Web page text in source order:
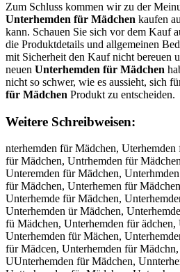
Zum Schluss kommen wir zu der
Unterhemden für Mädchen kaufen
kann. Schauen Sie sich vor dem Kauf
die Produktdetails und allgemeinen
mit Sicherheit den Kauf nicht bereuen
neuen Unterhemden für Mädchen
nicht so schwer, wie es aussieht, sich
für Mädchen Produkt zu entscheiden.
Weitere Schreibweisen:
nterhemden für Mädchen, Uterhemden für Mädchen, Unerhemden für Mädchen, Untrhemden für Mädchen, Untehemden für Mädchen, Unteremden für Mädchen, Unterhmden für Mädchen, Unterheden für Mädchen, Unterhemen für Mädchen, Unterhemdn für Mädchen, Unterhemde für Mädchen, Unterhemden für Mädchen, Unterhemden ür Mädchen, Unterhemden fr Mädchen, Unterhemden fü Mädchen, Unterhemden für ädchen, Unterhemden für Mdchen, Unterhemden für Mächen, Unterhemden für Mädhen, Unterhemden für Mädcen, Unterhemden für Mädchn, Unterhemden für Mädche, UUnterhemden für Mädchen, Unnterhemden für Mädchen, Untterhemden für Mädchen, Unteerhemden für Mädchen, Unterrhemden für Mädchen, Unterhhemden für Mädchen, Unterheemden für Mädchen, Unterhemmden für Mädchen, Unterhemdden für Mädchen, Unterhemdeen für Mädchen, Unterhemdenn für Mädchen, Unterhemden ffür Mädchen, Unterhemden füür Mädchen, Unterhemden fürr Mädchen, Unterhemden für MMädchen, Unterhemden für Määdchen, Unterhemden für Mäddchen, Unterhemden für Mädcchen, Unterhemden für Mädchhen, Unterhemden für Mädcheen, Unterhemden für Mädchenn, nUterhemden für Mädchen, Utnerhemden für Mädchen, Unetrhemden für Mädchen, Untrehemden für Mädchen, Untehremden für Mädchen, Unterehmden für Mädchen, Unterhmeden für Mädchen, Unterhedmen für Mädchen, Unterhemedn für Mädchen, Unterhemdne für Mädchen, Unterhemde nfür Mädchen, Unterhemdenf ür Mädchen, Unterhemden üfr Mädchen, Unterhemden frü Mädchen, Unterhemden fü rMädchen, Unterhemden fürM ädchen, Unterhemden für äMdchen, Unterhemden für Mdächen, Unterhemden für Mäcdhen, Unterhemden für Mädhcen, Unterhemden für Mädcehn, Unterhemden für Mädchne, Unterhemdenfür Mädchen, Unterhemden fürMädchen, Ynterhemden für Mädchen, Hnterhemden für Mädchen, Jnterhemden für Mädchen, Knterhemden für Mädchen, Interhemden für Mädchen, 7nterhemden für Mädchen, 8nterhemden für Mädchen, U terhemden für Mädchen, Ubterhemden für Mädchen, Ugterhemden für Mädchen, Uhterhemden für Mädchen, Ujterhemden für Mädchen, Umterhemden für Mädchen, Unrerhemden für Mädchen, Unferhemden für Mädchen, Ungerhemden für Mädchen, Unherhemden für Mädchen, Unyerhemden für Mädchen, Un5erhemden für Mädchen, Un6erhemden für Mädchen, Untwrhemden für Mädchen, Untsrhemden für Mädchen, Untdrhemden für Mädchen, Untfrhemden für Mädchen, Untrrhemden für Mädchen, Unt3rhemden für Mädchen, Unt4rhemden für Mädchen, Unteehemden für Mädchen, Untedhemden für Mädchen, Untefhemden für Mädchen, Unteghemden für Mädchen, Untethemden für Mädchen, Unte4hemden für Mädchen, Unte5hemden für Mädchen, Unterbemden für Mädchen, Untergemden für Mädchen, Untertemden für Mädchen, Unteryemden für Mädchen, Unteruemden für Mädchen, Unterjemden für Mädchen, Untermemden für Mädchen, Unternemden für Mädchen, Unterhwmden für Mädchen, Unterhsmden für Mädchen, Unterhdmden für Mädchen, Unterhfmden für Mädchen, Unterhrmden für Mädchen, Unterh3mden für Mädchen, Unterh4mden für Mädchen, Unterhe den für Mädchen, Unterhenden für Mädchen, Unterhehden für Mädchen, Unterhejden für Mädchen, Unterhekden für Mädchen, Unterhelden für Mädchen, Unterhemxen für Mädchen, Unterhemsen für Mädchen, Unterhemwen für Mädchen, Unterhemeen für Mädchen, Unterhemren für Mädchen, Unterhemfen für Mädchen, Unterhemven für Mädchen, Unterhemcen für Mädchen, Unterhemdwn für Mädchen, Unterhemdsn für Mädchen, Unterhemddn für Mädchen, Unterhemdfn für Mädchen, Unterhemdrn für Mädchen, Unterhemd3n für Mädchen, Unterhemd4n für Mädchen, Unterhemde für Mädchen, Unterhemdeb für Mädchen, Unterhemdeg für Mädchen, Unterhemdeh für Mädchen, Unterhemdej für Mädchen, Unterhemdem für Mädchen, Unterhemden cür Mädchen, Unterhemden dür Mädchen, Unterhemden eür Mädchen, Unterhemden rür Mädchen, Unterhemden tür Mädchen, Unterhemden gür Mädchen, Unterhemden bür Mädchen, Unterhemden vür Mädchen, Unterhemden fpr Mädchen, Unterhemden fär Mädchen, Unterhemden för Mädchen, Unterhemden füe Mädchen, Unterhemden füd Mädchen, Unterhemden füf Mädchen, Unterhemden füg Mädchen, Unterhemden füt Mädchen, Unterhemden fü4 Mädchen, Unterhemden fü5 Mädchen, Unterhemden für ädchen, Unterhemden für Nädchen, Unterhemden für Hädchen, Unterhemden für Jädchen, Unterhemden für Kädchen, Unterhemden für Lädchen, Unterhemden für Mödchen, Unterhemden für Mpdchen, Unterhemden für Müdchen, Unterhemden für Mäxchen, Unterhemden für Mäschen, Unterhemden für Mäwchen, Unterhemden für Mäechen, Unterhemden für Märchen, Unterhemden für Mäfchen, Unterhemden für Mävchen, Unterhemden für Mäcchen, Unterhemden für Mäd hen, Unterhemden für Mädxhen, Unterhemden für Mädshen, Unterhemden für Mäddhen, Unterhemden für Mädfhen, Unterhemden für Mädvhen, Unterhemden für Mädcben, Unterhemden für Mädcgen, Unterhemden für Mädcten, Unterhemden für Mädcyen, Unterhemden für Mädcuen, Unterhemden für Mädcjen, Unterhemden für Mädcmen, Unterhemden für Mädcnen, Unterhemden für Mädchwn, Unterhemden für Mädchsn, Unterhemden für Mädchdn, Unterhemden für Mädchfn, Unterhemden für Mädchrn, Unterhemden für Mädch3n, Unterhemden für Mädch4n, Unterhemden für Mädche , Unterhemden für Mädcheb, Unterhemden für Mädcheg, Unterhemden für Mädcheh, Unterhemden für Mädchej, Unterhemden für Mädchem, YUnterhemden für Mädchen, UYnterhemden für Mädchen, HUnterhemden für Mädchen, UHnterhemden für Mädchen, JUnterhemden für Mädchen, UJnterhemden für Mädchen, KUnterhemden für Mädchen, UKnterhemden für Mädchen, IUnterhemden für Mädchen, UInterhemden für Mädchen, 7Unterhemden für Mädchen, U7nterhemden für Mädchen, 8Unterhemden für Mädchen, U8nterhemden für Mädchen, U nterhemden für Mädchen, Un terhemden für Mädchen, Ubnterhemden für Mädchen, Unbterhemden für Mädchen, Ugnterhemden für Mädchen, Ungterhemden für Mädchen, Uhnterhemden für Mädchen, Unhterhemden für Mädchen, Ujnterhemden für Mädchen, Unjterhemden für Mädchen, Umnterhemden für Mädchen, Unmterhemden für Mädchen, Unrterhemden für